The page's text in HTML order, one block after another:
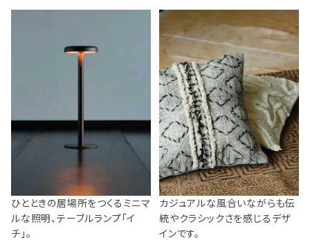
ひとときの居場所をつくるミニマ
ルな照明、テーブルランプ「イ
チ」。
カジュアルな風合いながらも伝
統やクラシックさを感じるデザ
インです。